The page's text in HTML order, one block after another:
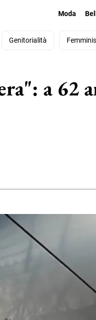
Moda
Genitorialità
a 62